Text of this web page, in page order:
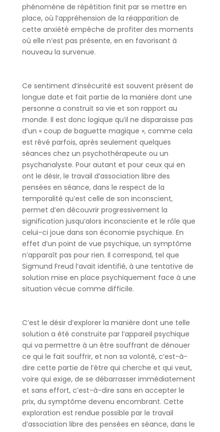
phénomène de répétition finit par se mettre en
place, où l’appréhension de la réapparition de
cette anxiété empêche de profiter des moments
où elle n’est pas présente, en en favorisant à
nouveau la survenue.
Ce sentiment d’insécurité est souvent présent de
longue date et fait partie de la manière dont une
personne a construit sa vie et son rapport au
monde. Il est donc logique qu’il ne disparaisse pas
d’un « coup de baguette magique », comme cela
est rêvé parfois, après seulement quelques
séances chez un psychothérapeute ou un
psychanalyste. Pour autant et pour ceux qui en
ont le désir, le travail d’association libre des
pensées en séance, dans le respect de la
temporalité qu’est celle de son inconscient,
permet d’en découvrir progressivement la
signification jusqu’alors inconsciente et le rôle que
celui-ci joue dans son économie psychique. En
effet d’un point de vue psychique, un symptôme
n’apparaît pas pour rien. Il correspond, tel que
Sigmund Freud l’avait identifié, à une tentative de
solution mise en place psychiquement face à une
situation vécue comme difficile.
C’est le désir d’explorer la manière dont une telle
solution a été construite par l’appareil psychique
qui va permettre à un être souffrant de dénouer
ce qui le fait souffrir, et non sa volonté, c’est-à-
dire cette partie de l’être qui cherche et qui veut,
voire qui exige, de se débarrasser immédiatement
et sans effort, c’est-à-dire sans en accepter le
prix, du symptôme devenu encombrant. Cette
exploration est rendue possible par le travail
d’association libre des pensées en séance, dans le